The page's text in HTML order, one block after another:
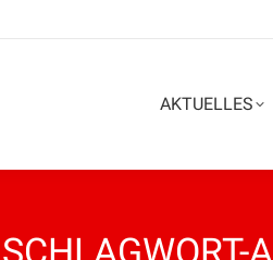
AKTUELLES
SCHLAGWORT-